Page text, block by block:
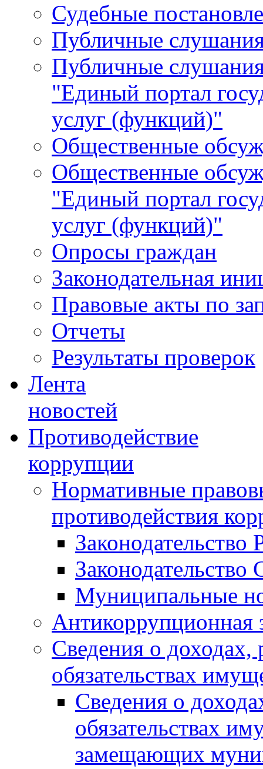
Судебные
Публичные
Публичные
"Единый портал
услуг (функций)"
Общественные
Общественные
"Единый портал
услуг (функций)"
Опросы граждан
Законодательная
Правовые акты по
Отчеты
Результаты проверок
Лента
новостей
Противодействие
коррупции
Нормативные
противодействия
Законодательство
Муниципальные
Антикоррупционная
Сведения о доходах,
обязательствах
Сведения о
обязательствах
замещающих